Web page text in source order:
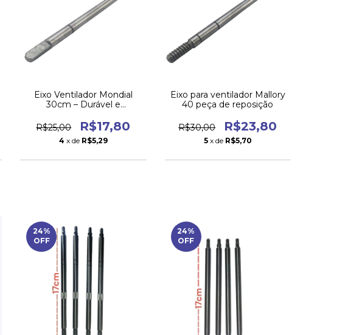
Eixo Ventilador Mondial
30cm – Durável e
R$25,00
R$17,80
4 x de R$5,29
Eixo para ventilador Mallory
40 peça de reposição
R$30,00 R$23,80
5 x de R$5,70
24%
OFF
24%
OFF